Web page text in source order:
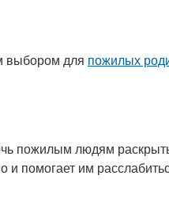
выбором для пожилых
пожилым людям
помогает им